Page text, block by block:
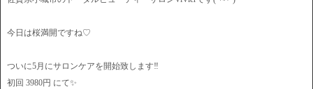
今日は桜満開ですね♡
ついに5月にサロンケアを開始致します‼️
初回 3980円 にて✨